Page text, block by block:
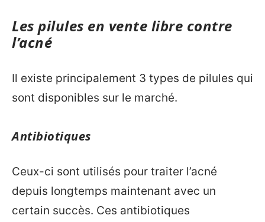
Les pilules en vente libre contre
l’acné
Il existe principalement 3 types de pilules qui
sont disponibles sur le marché.
Antibiotiques
Ceux-ci sont utilisés pour traiter l’acné
depuis longtemps maintenant avec un
certain succès. Ces antibiotiques